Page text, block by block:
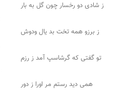
ز شادی دو رخسار چون گل به بار
ز برزو همه تخت بد یال ودوش
تو گفتی که گرشاسپ آمد ز رزم
همی دید رستم مر اورا ز دور